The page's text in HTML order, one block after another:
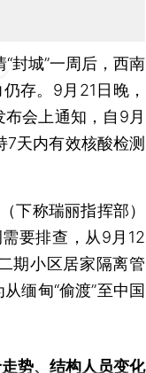
“封城”一周后，西南
存。9月21日晚，
会上通知，自9月
7天内有效核酸检测
称瑞丽指挥部）
要排查，从9月12
期小区居家隔离管
缅甸“偷渡”至中国
势、结构人员变化